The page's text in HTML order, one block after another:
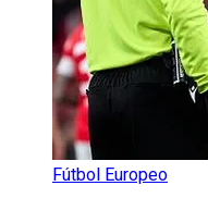
Fútbol Europeo